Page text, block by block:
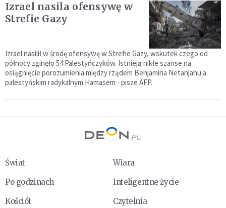
Izrael nasila ofensywę w
Strefie Gazy
Izrael nasilił w środę ofensywę w Strefie Gazy, wskutek czego od
północy zginęło 54 Palestyńczyków. Istnieją nikłe szanse na
osiągnięcie porozumienia między rządem Benjamina Netanjahu a
palestyńskim radykalnym Hamasem - pisze AFP.
Świat
Wiara
Po godzinach
Inteligentne życie
Kościół
Czytelnia